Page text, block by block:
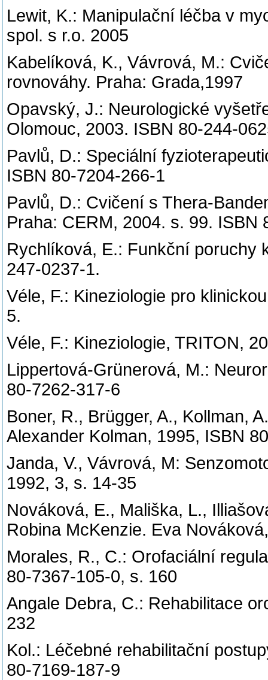
Lewit, K.: Manipulační léčba v
spol. s r.o. 2005
Kabelíková, K., Vávrová, M.:
rovnováhy. Praha: Grada,1997
Opavský, J.: Neurologické
Olomouc, 2003. ISBN 80-244-
Pavlů, D.: Speciální
ISBN 80-7204-266-1
Pavlů, D.: Cvičení s Thera-
Praha: CERM, 2004. s. 99. ISBN
Rychlíková, E.: Funkční poruchy
247-0237-1.
Véle, F.: Kineziologie pro
5.
Véle, F.: Kineziologie, TRITON,
Lippertová-Grünerová, M.:
80-7262-317-6
Boner, R., Brügger, A., Kollman,
Alexander Kolman, 1995, ISBN
Janda, V., Vávrová, M:
1992, 3, s. 14-35
Nováková, E., Mališka, L.,
Robina McKenzie. Eva
Morales, R., C.: Orofaciální
80-7367-105-0, s. 160
Angale Debra, C.: Rehabilitace
232
Kol.: Léčebné rehabilitační
80-7169-187-9